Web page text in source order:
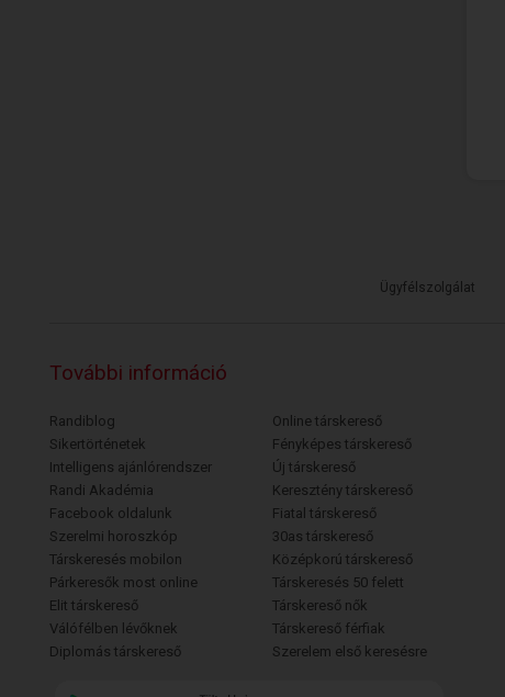
Ügyfélszolgálat
További információ
Randiblog
Sikertörténetek
Intelligens ajánlórendszer
Randi Akadémia
Facebook oldalunk
Szerelmi horoszkóp
Társkeresés mobilon
Párkeresők most online
Elit társkereső
Válófélben lévőknek
Diplomás társkereső
Online társkereső
Fényképes társkereső
Új társkereső
Keresztény társkereső
Fiatal társkereső
30as társkereső
Középkorú társkereső
Társkeresés 50 felett
Társkereső nők
Társkereső férfiak
Szerelem első keresésre